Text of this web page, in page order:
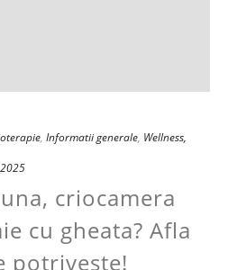
, Informatii generale, Wellness,
criocamera
cu gheata? Afla
potriveste!